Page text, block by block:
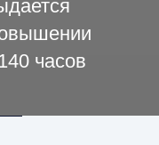
часов